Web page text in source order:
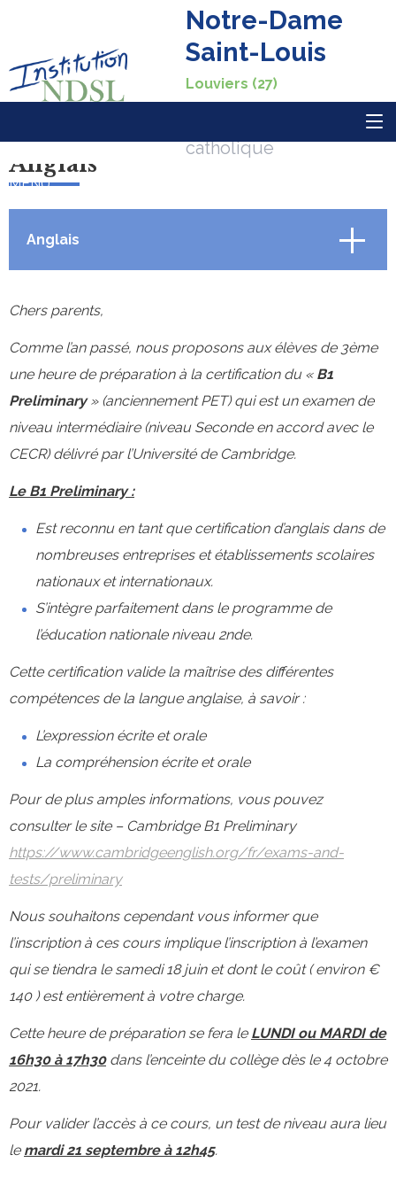
Notre-Dame
Saint-Louis
Louviers (27)
catholique
MENU
Anglais
Anglais
La vie du collège
Les ateliers péri-éducatifs
Le C.D.I.
3e - DNB - Orientation
La pastorale
Musique
Anglais
Espagnol
Allemand
Latin
La restauration
Chers parents,
Comme l’an passé, nous proposons aux élèves de 3ème
une heure de préparation à la certification du « B1
Preliminary» (anciennement PET) qui est un examen de
niveau intermédiaire (niveau Seconde en accord avec le
CECR) délivré par l’Université de Cambridge.
Le B1 Preliminary :
Est reconnu en tant que certification d’anglais dans de
nombreuses entreprises et établissements scolaires
nationaux et internationaux.
S’intègre parfaitement dans le programme de
l’éducation nationale niveau 2nde.
Cette certification valide la maîtrise des différentes
compétences de la langue anglaise, à savoir :
L’expression écrite et orale
La compréhension écrite et orale
Pour de plus amples informations, vous pouvez
consulter le site – Cambridge B1 Preliminary
https://www.cambridgeenglish.org/fr/exams-and-
tests/preliminary
Nous souhaitons cependant vous informer que
l’inscription à ces cours implique l’inscription à l’examen
qui se tiendra le samedi 18 juin et dont le coût ( environ €
140 ) est entièrement à votre charge.
Cette heure de préparation se fera le LUNDI ou MARDI de
16h30 à 17h30dans l’enceinte du collège dès le 4 octobre
2021.
Pour valider l’accès à ce cours, un test de niveau aura lieu
le mardi 21 septembre à 12h45.